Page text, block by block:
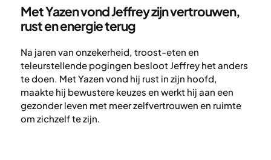
Met Yazen vond Jeffrey zijn vertrouwen,
rust en energie terug
Na jaren van onzekerheid, troost-eten en
teleurstellende pogingen besloot Jeffrey het anders
te doen. Met Yazen vond hij rust in zijn hoofd,
maakte hij bewustere keuzes en werkt hij aan een
gezonder leven met meer zelfvertrouwen en ruimte
om zichzelf te zijn.